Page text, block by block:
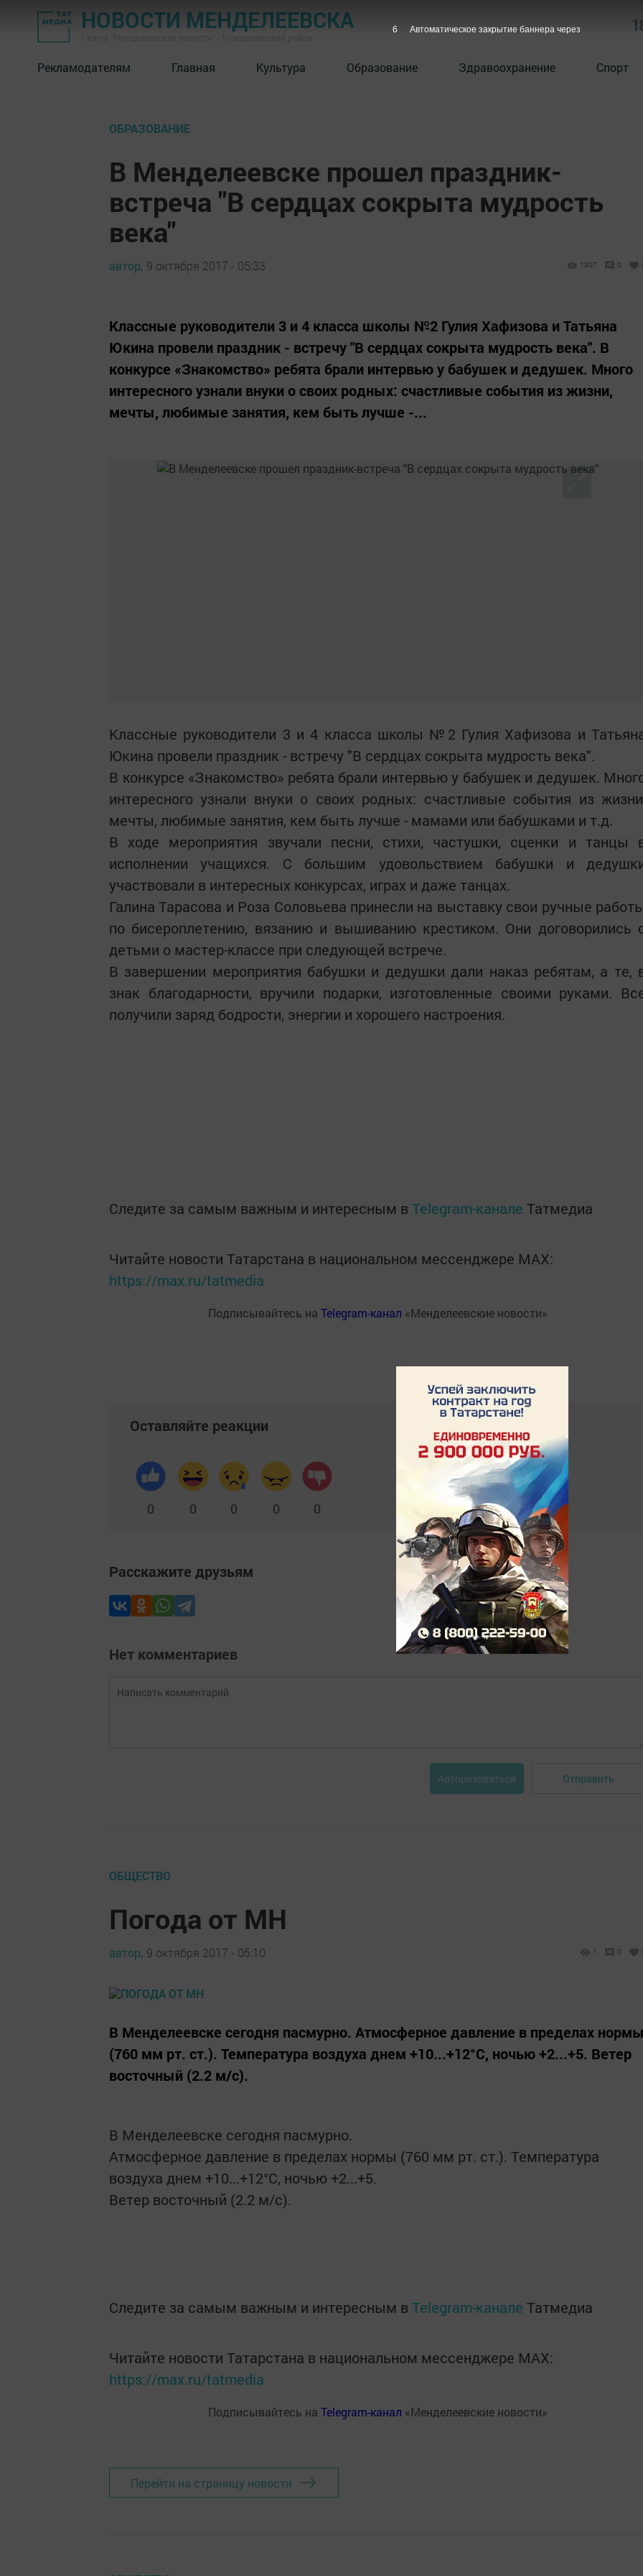
НОВОСТИ МЕНДЕЛЕЕВСКА
Рекламодателям Главная Культура Образование Здравоохранение Спорт
ОБРАЗОВАНИЕ
В Менделеевске прошел праздник-
встреча "В сердцах сокрыта мудрость
века"
автор, 9 октября 2017 - 05:33 1307 0
Классные руководители 3 и 4 класса школы №2 Гулия Хафизова и Татьяна
Юкина провели праздник - встречу "В сердцах сокрыта мудрость века". В
конкурсе «Знакомство» ребята брали интервью у бабушек и дедушек. Много
интересного узнали внуки о своих родных: счастливые события из жизни,
мечты, любимые занятия, кем быть лучше -...
Классные руководители 3 и 4 класса школы №2 Гулия Хафизова и
Юкина провели праздник - встречу "В сердцах сокрыта мудрость века".
В конкурсе «Знакомство» ребята брали интервью у бабушек и дедушек.
интересного узнали внуки о своих родных: счастливые события из
мечты, любимые занятия, кем быть лучше - мамами или бабушками и т.д.
В ходе мероприятия звучали песни, стихи, частушки, сценки и танцы
исполнении учащихся. С большим удовольствием бабушки и
участвовали в интересных конкурсах, играх и даже танцах.
Галина Тарасова и Роза Соловьева принесли на выставку свои ручные
по бисероплетению, вязанию и вышиванию крестиком. Они договорились
детьми о мастер-классе при следующей встрече.
В завершении мероприятия бабушки и дедушки дали наказ ребятам, а те,
знак благодарности, вручили подарки, изготовленные своими руками.
получили заряд бодрости, энергии и хорошего настроения.
Следите за самым важным и интересным в Telegram-канале Татмедиа
Читайте новости Татарстана в национальном мессенджере MАХ:
https://max.ru/tatmedia
Подписывайтесь на Telegram-канал «Менделеевские новости»
Оставляйте реакции
0 0 0 0 0
Расскажите друзьям
Нет комментариев
Авторизоваться Отправить
ОБЩЕСТВО
Погода от МН
автор, 9 октября 2017 - 05:10 1 0
В Менделеевске сегодня пасмурно. Атмосферное давление в пределах
(760 мм рт. ст.). Температура воздуха днем +10...+12°C, ночью +2...+5. Ветер
восточный (2.2 м/с).
В Менделеевске сегодня пасмурно.
Атмосферное давление в пределах нормы (760 мм рт. ст.). Температура
воздуха днем +10...+12°C, ночью +2...+5.
Ветер восточный (2.2 м/с).
Следите за самым важным и интересным в Telegram-канале Татмедиа
Читайте новости Татарстана в национальном мессенджере MАХ:
https://max.ru/tatmedia
Подписывайтесь на Telegram-канал «Менделеевские новости»
Перейти на страницу новости
5 Автоматическое закрытие баннера через